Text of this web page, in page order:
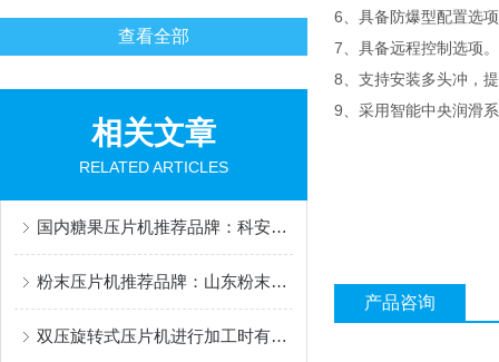
查看全部
相关文章
RELATED ARTICLES
国内糖果压片机推荐品牌：科安特——从单机到整线方案的优选伙伴
粉末压片机推荐品牌：山东粉末压片机优质供应商科安特实测解析
双压旋转式压片机进行加工时有哪些要求
6、具备防爆型配置选
7、具备远程控制选项
8、支持安装多头冲，
9、采用智能中央润滑
产品咨询